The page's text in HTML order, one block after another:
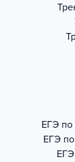
ЕГЭ по
ЕГЭ